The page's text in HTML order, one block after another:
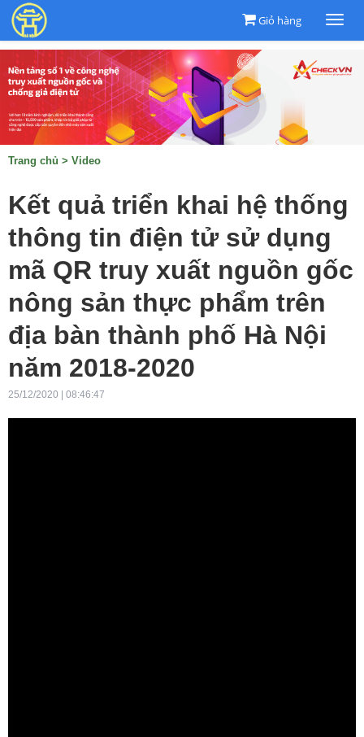
Giỏ hàng
Trang chủ > Video
Kết quả triển khai hệ thống
thông tin điện tử sử dụng
mã QR truy xuất nguồn gốc
nông sản thực phẩm trên
địa bàn thành phố Hà Nội
năm 2018-2020
25/12/2020 | 08:46:47